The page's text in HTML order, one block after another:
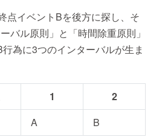
点イベントBを後方に探し、そ
バル原則」と「時間除重原則」
為に3つのインターバルが生ま
1
2
A B